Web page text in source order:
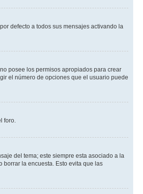
defecto a todos sus mensajes activando la
posee los permisos apropiados para crear
el número de opciones que el usuario puede
foro.
del tema; este siempre esta asociado a la
la encuesta. Esto evita que las